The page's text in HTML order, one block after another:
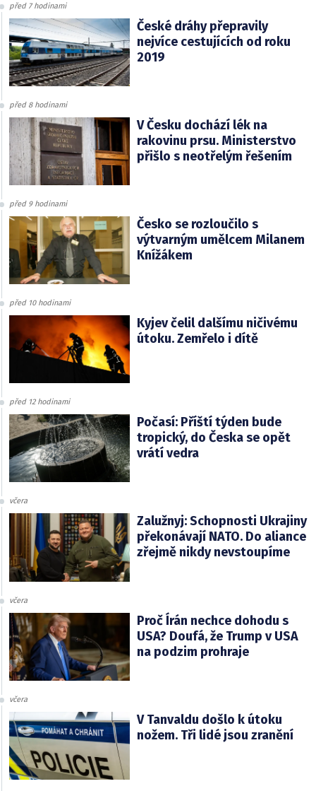
před 7 hodinami
České dráhy přepravily
nejvíce cestujících od roku
2019
před 8 hodinami
V Česku dochází lék na
rakovinu prsu. Ministerstvo
přišlo s neotřelým řešením
před 9 hodinami
Česko se rozloučilo s
výtvarným umělcem Milanem
Knížákem
před 10 hodinami
Kyjev čelil dalšímu ničivému
útoku. Zemřelo i dítě
před 12 hodinami
Počasí: Příští týden bude
tropický, do Česka se opět
vrátí vedra
včera
Zalužnyj: Schopnosti Ukrajiny
překonávají NATO. Do aliance
zřejmě nikdy nevstoupíme
včera
Proč Írán nechce dohodu s
USA? Doufá, že Trump v USA
na podzim prohraje
včera
V Tanvaldu došlo k útoku
nožem. Tři lidé jsou zranění